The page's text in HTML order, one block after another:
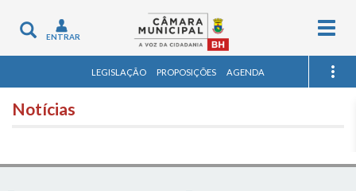
Toggle
navigation
ENTRAR
LEGISLAÇÃO PROPOSIÇÕES AGENDA
Notícias